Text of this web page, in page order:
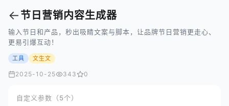
← 节日营销内容生成器
输入节日和产品，秒出吸睛文案与脚本，让品牌节日营销更走心、
更易引爆互动！
工具 文生文
2025-10-25 343 0
自定义参数（5个）